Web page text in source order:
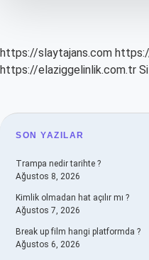
https://slaytajans.com
https://elaziggelinlik.com.tr
SIDEBAR
SON YAZILAR
Trampa nedir tarihte ?
Ağustos 8, 2026
Kimlik olmadan hat açılır mı ?
Ağustos 7, 2026
Break up film hangi platformda ?
Ağustos 6, 2026